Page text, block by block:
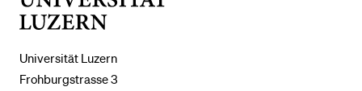
Universität Luzern
Frohburgstrasse 3